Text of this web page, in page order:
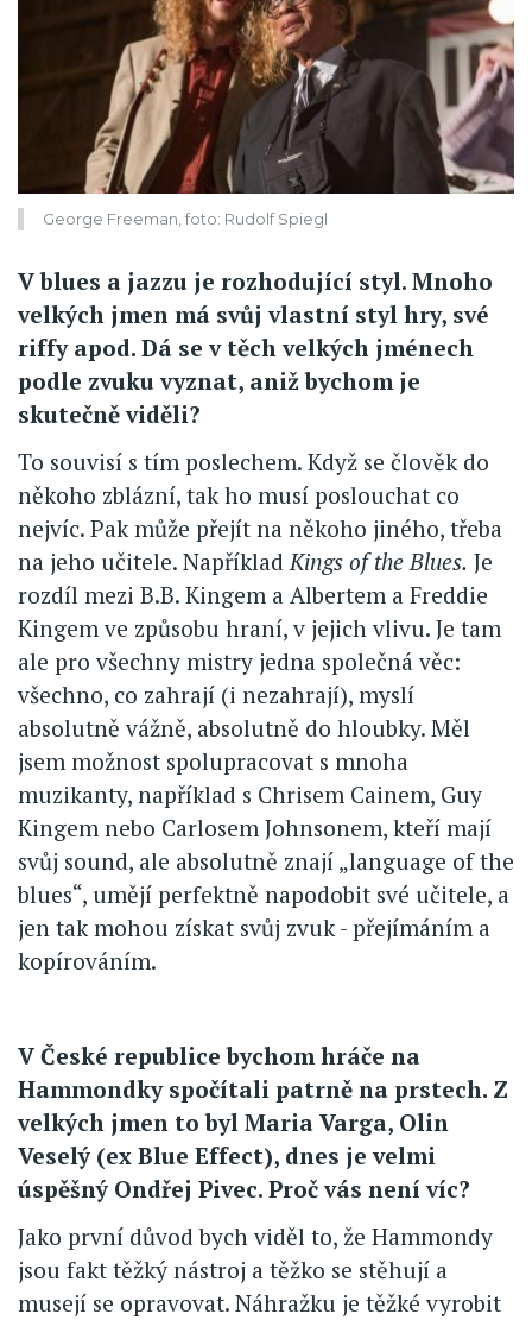
George Freeman, foto: Rudolf Spiegl
V blues a jazzu je rozhodující styl. Mnoho
velkých jmen má svůj vlastní styl hry, své
riffy apod. Dá se v těch velkých jménech
podle zvuku vyznat, aniž bychom je
skutečně viděli?
To souvisí s tím poslechem. Když se člověk do
někoho zblázní, tak ho musí poslouchat co
nejvíc. Pak může přejít na někoho jiného, třeba
na jeho učitele. NapříkladKings of the Blues. Je
rozdíl mezi B.B. Kingem a Albertem a Freddie
Kingem ve způsobu hraní, v jejich vlivu. Je tam
ale pro všechny mistry jedna společná věc:
všechno, co zahrají (i nezahrají), myslí
absolutně vážně, absolutně do hloubky. Měl
jsem možnost spolupracovat s mnoha
muzikanty, například s Chrisem Cainem, Guy
Kingem nebo Carlosem Johnsonem, kteří mají
svůj sound, ale absolutně znají „language of the
blues“, umějí perfektně napodobit své učitele, a
jen tak mohou získat svůj zvuk - přejímáním a
kopírováním.
V České republice bychom hráče na
Hammondky spočítali patrně na prstech. Z
velkých jmen to byl Maria Varga, Olin
Veselý (ex Blue Effect), dnes je velmi
úspěšný Ondřej Pivec. Proč vás není víc?
Jako první důvod bych viděl to, že Hammondy
jsou fakt těžký nástroj a těžko se stěhují a
musejí se opravovat. Náhražku je těžké vyrobit